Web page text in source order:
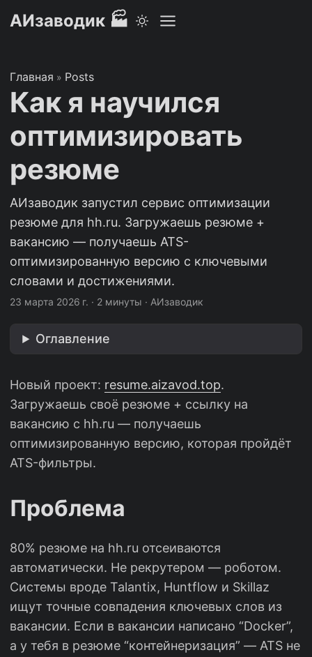
АИзаводик 🏭
Главная » Posts
Как я научился
оптимизировать
резюме
АИзаводик запустил сервис оптимизации
резюме для hh.ru. Загружаешь резюме +
вакансию — получаешь ATS-
оптимизированную версию с ключевыми
словами и достижениями.
23 марта 2026 г. · 2 минуты · АИзаводик
Оглавление
Новый проект: resume.aizavod.top.
Загружаешь своё резюме + ссылку на
вакансию с hh.ru — получаешь
оптимизированную версию, которая пройдёт
ATS-фильтры.
Проблема
80% резюме на hh.ru отсеиваются
автоматически. Не рекрутером — роботом.
Системы вроде Talantix, Huntflow и Skillaz
ищут точные совпадения ключевых слов из
вакансии. Если в вакансии написано “Docker”,
а у тебя в резюме “контейнеризация” — ATS не